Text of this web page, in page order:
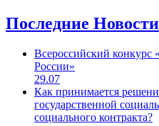
Последние Новости
Всероссийский конкурс
России»
29.07
Как принимается
государственной
социального контракта?